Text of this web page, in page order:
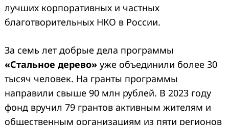
лучших корпоративных и частных
благотворительных НКО в России.
За семь лет добрые дела программы
«Стальное дерево» уже объединили более 30
тысяч человек. На гранты программы
направили свыше 90 млн рублей. В 2023 году
фонд вручил 79 грантов активным жителям и
общественным организациям из пяти регионов